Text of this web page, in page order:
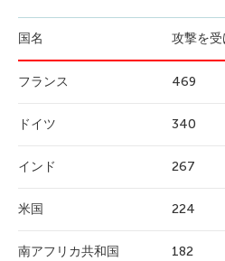
国名 攻撃を
フランス 469
ドイツ 340
インド 267
米国 224
南アフリカ共和国 182